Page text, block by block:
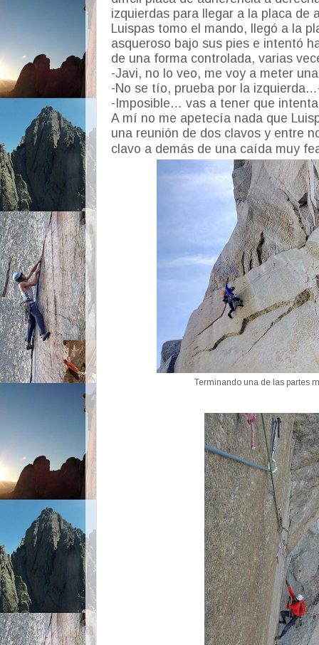
izquierdas para llegar a la placa de
Luispas tomo el mando, llegó a la
asqueroso bajo sus pies e intentó
de una forma controlada, varias
-Javi, no lo veo, me voy a meter
-No se tío, prueba por la
-Imposible… vas a tener que
A mí no me apetecía nada que
una reunión de dos clavos y entre
clavo a demás de una caída muy
Terminando una de las partes